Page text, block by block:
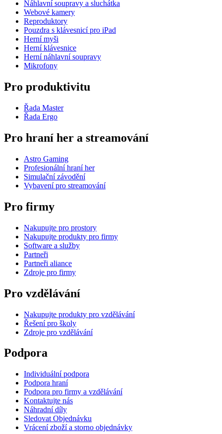
Náhlavní soupravy a sluchátka
Webové kamery
Reproduktory
Pouzdra s klávesnicí pro iPad
Herní myši
Herní klávesnice
Herní náhlavní soupravy
Mikrofony
Pro produktivitu
Řada Master
Řada Ergo
Pro hraní her a streamování
Astro Gaming
Profesionální hraní her
Simulační závodění
Vybavení pro streamování
Pro firmy
Nakupujte pro prostory
Nakupujte produkty pro firmy
Software a služby
Partneři
Partneři aliance
Zdroje pro firmy
Pro vzdělávání
Nakupujte produkty pro vzdělávání
Řešení pro školy
Zdroje pro vzdělávání
Podpora
Individuální podpora
Podpora hraní
Podpora pro firmy a vzdělávání
Kontaktujte nás
Náhradní díly
Sledovat Objednávku
Vrácení zboží a storno objednávky